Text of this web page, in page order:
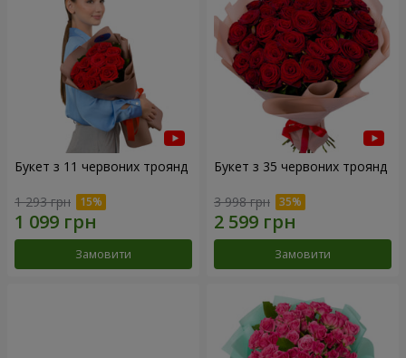
Букет з 11 червоних троянд
1 293 грн
Замовити
Букет з 35 червоних троянд
3 998 грн
Замовити